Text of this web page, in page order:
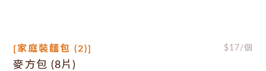
[家庭裝麵包 (2)] $17/個
麥方包 (8片)